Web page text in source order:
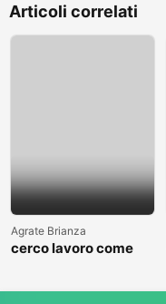
Articoli correlati
Agrate Brianza
cerco lavoro come